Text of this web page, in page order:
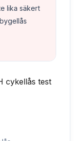
lika säkert